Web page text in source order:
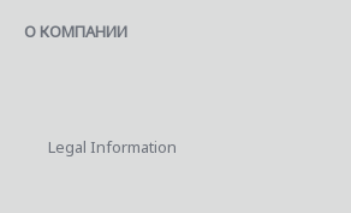
О КОМПАНИИ
Legal Information